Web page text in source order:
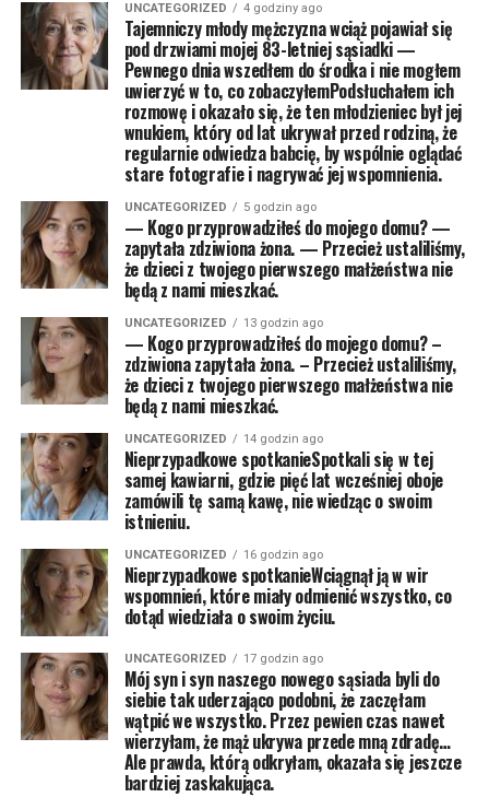
UNCATEGORIZED 4 godziny ago
Tajemniczy młody mężczyzna wciąż pojawiał się
pod drzwiami mojej 83-letniej sąsiadki —
Pewnego dnia wszedłem do środka i nie mogłem
uwierzyć w to, co zobaczyłemPodsłuchałem ich
rozmowę i okazało się, że ten młodzieniec był jej
wnukiem, który od lat ukrywał przed rodziną, że
regularnie odwiedza babcię, by wspólnie oglądać
stare fotografie i nagrywać jej wspomnienia.
UNCATEGORIZED 5 godzin ago
— Kogo przyprowadziłeś do mojego domu? —
zapytała zdziwiona żona. — Przecież ustaliliśmy,
że dzieci z twojego pierwszego małżeństwa nie
będą z nami mieszkać.
UNCATEGORIZED 13 godzin ago
— Kogo przyprowadziłeś do mojego domu? –
zdziwiona zapytała żona. – Przecież ustaliliśmy,
że dzieci z twojego pierwszego małżeństwa nie
będą z nami mieszkać.
UNCATEGORIZED 14 godzin ago
Nieprzypadkowe spotkanieSpotkali się w tej
samej kawiarni, gdzie pięć lat wcześniej oboje
zamówili tę samą kawę, nie wiedząc o swoim
istnieniu.
UNCATEGORIZED 16 godzin ago
Nieprzypadkowe spotkanieWciągnął ją w wir
wspomnień, które miały odmienić wszystko, co
dotąd wiedziała o swoim życiu.
UNCATEGORIZED 17 godzin ago
Mój syn i syn naszego nowego sąsiada byli do
siebie tak uderzająco podobni, że zaczęłam
wątpić we wszystko. Przez pewien czas nawet
wierzyłam, że mąż ukrywa przede mną zdradę…
Ale prawda, którą odkryłam, okazała się jeszcze
bardziej zaskakująca.